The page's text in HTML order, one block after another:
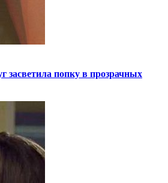
засветила попку в прозрачных